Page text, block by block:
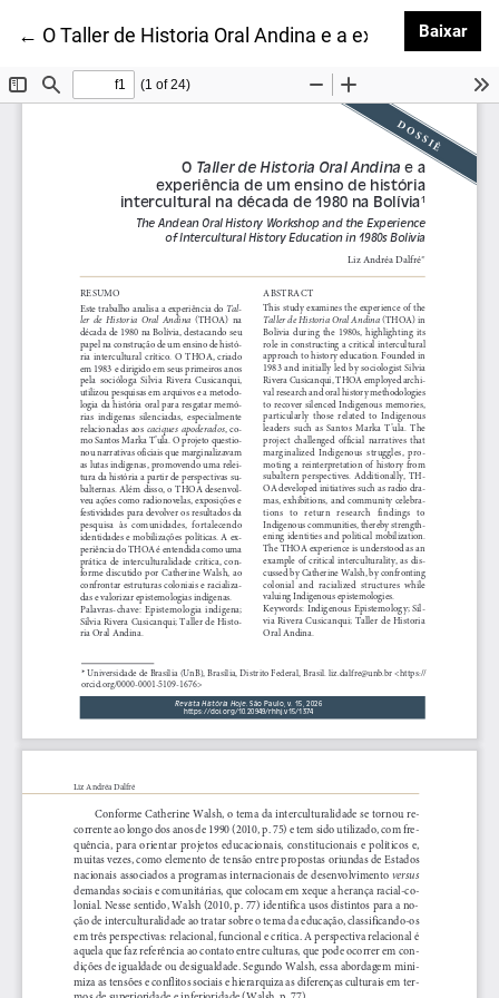
← Voltar aos Detalhes do Artigo
O Taller de Historia Oral Andina e a experiência
Baixar